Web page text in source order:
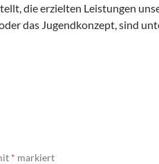
die erzielten Leistungen
das Jugendkonzept, sind
* markiert